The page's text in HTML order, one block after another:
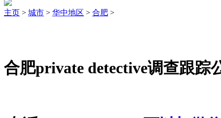
主页 > 城市 > 华中地区 > 合肥 >
合肥private detective调查跟踪